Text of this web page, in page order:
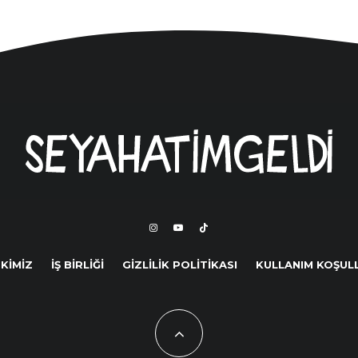
İŞ BİRLİĞİ GİZLİLİK POLİTİKASI KULLANIM